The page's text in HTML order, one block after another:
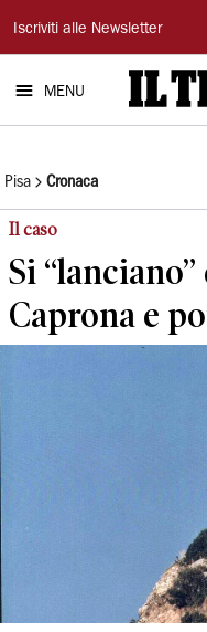
Il
Tirreno
Iscriviti alle Newsletter
MENU
Pisa Cronaca
Il caso
Si
Caprona e